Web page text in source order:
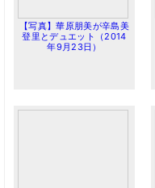
【写真】華原朋美が辛島美
登里とデュエット（2014
年9月23日）